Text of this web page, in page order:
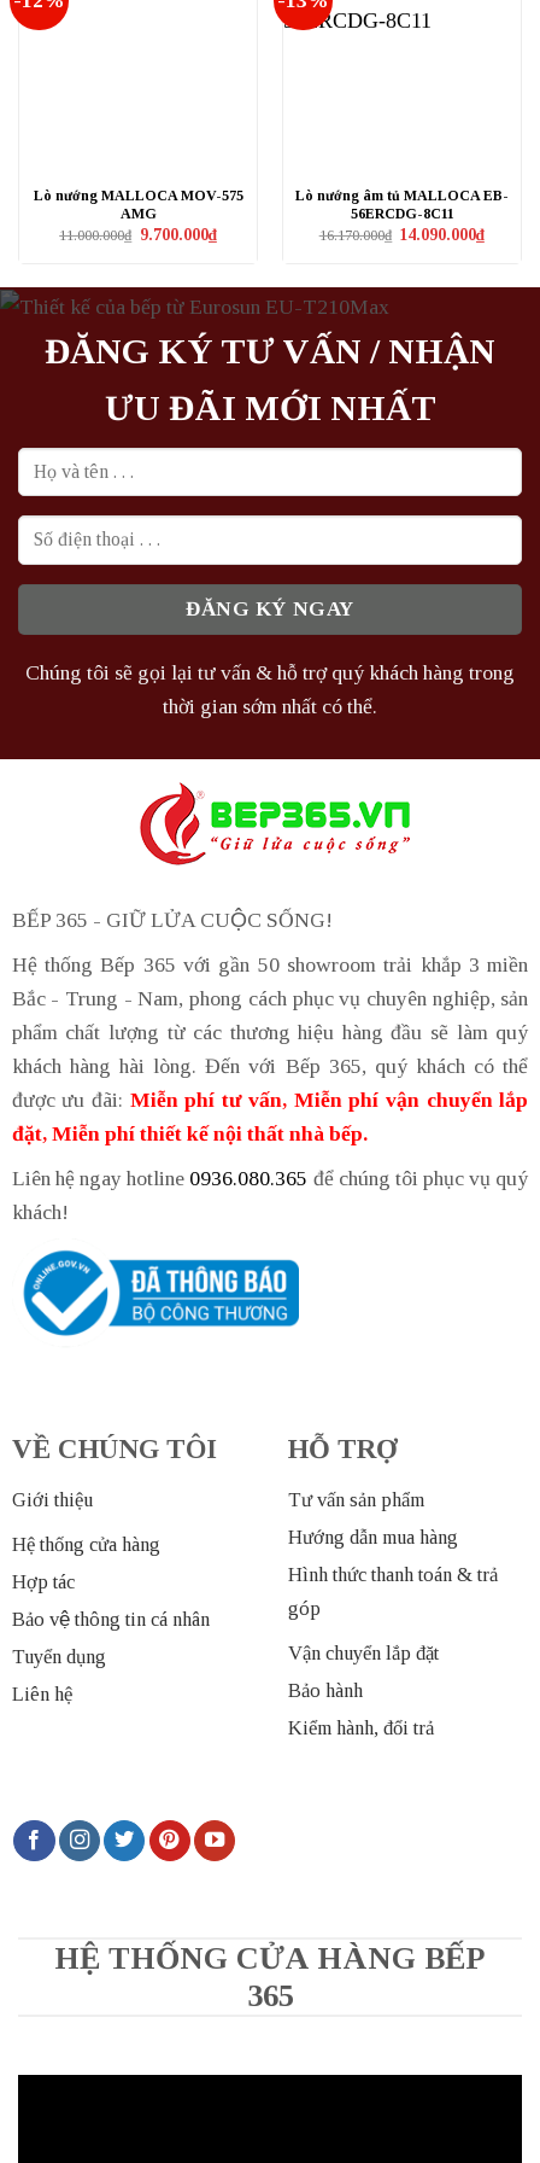
Lò nướng MALLOCA MOV-575
AMG
11.000.000₫ Giá
9.700.000₫Giá
hiện
9.700.000₫.
Lò nướng âm tủ MALLOCA EB-
56ERCDG-8C11
16.170.000₫ Giá
14.090.000₫Giá
hiện
ĐĂNG KÝ TƯ VẤN / NHẬN
ƯU ĐÃI MỚI NHẤT
Chúng tôi sẽ gọi lại tư vấn & hỗ trợ quý khách hàng trong
thời gian sớm nhất có thể.
BẾP 365 - GIỮ LỬA CUỘC SỐNG!
Hệ thống Bếp 365 với gần 50 showroom trải khắp 3 miền
Bắc - Trung - Nam, phong cách phục vụ chuyên nghiệp, sản
phẩm chất lượng từ các thương hiệu hàng đầu sẽ làm quý
khách hàng hài lòng. Đến với Bếp 365, quý khách có thể
được ưu đãi: Miễn phí tư vấn, Miễn phí vận chuyển lắp
đặt, Miễn phí thiết kế nội thất nhà bếp.
Liên hệ ngay hotline 0936.080.365 để chúng tôi phục vụ quý
khách!
VỀ CHÚNG TÔI
Giới thiệu
Hệ thống cửa hàng
Hợp tác
Bảo vệ thông tin cá nhân
Tuyển dụng
Liên hệ
HỖ TRỢ
Tư vấn sản phẩm
Hướng dẫn mua hàng
Hình thức thanh toán & trả
góp
Vận chuyển lắp đặt
Bảo hành
Kiểm hành, đổi trả
HỆ THỐNG CỬA HÀNG BẾP
365